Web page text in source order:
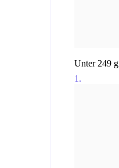
Unter 249 g